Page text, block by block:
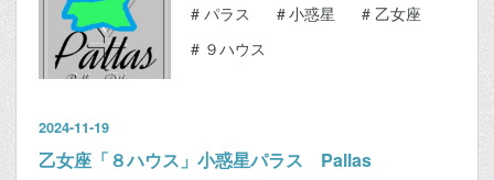
# パラス #小惑星 # 乙女座
# ９ハウス
2024-11-19
乙女座「８ハウス」小惑星パラス Pallas